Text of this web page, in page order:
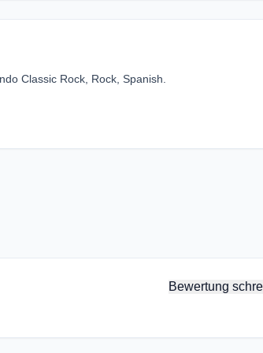
Classic Rock, Rock, Spanish.
Bewertung